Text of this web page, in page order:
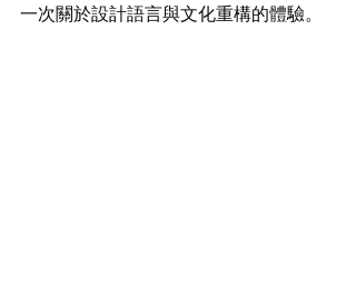
一次關於設計語言與文化重構的體驗。